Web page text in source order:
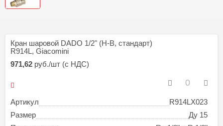
Кран шаровой DADO 1/2" (Н-В, стандарт)
R914L, Giacomini
Артикул
R914LX023
Размер
Ду 15
971,62 руб./шт (с НДС)